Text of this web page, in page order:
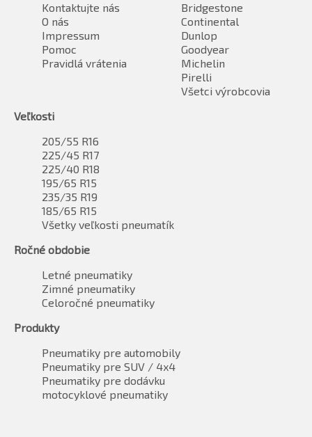
Kontaktujte nás
O nás
Impressum
Pomoc
Pravidlá vrátenia
Bridgestone
Continental
Dunlop
Goodyear
Michelin
Pirelli
Všetci výrobcovia
Veľkosti
205/55 R16
225/45 R17
225/40 R18
195/65 R15
235/35 R19
185/65 R15
Všetky veľkosti pneumatík
Ročné obdobie
Letné pneumatiky
Zimné pneumatiky
Celoročné pneumatiky
Produkty
Pneumatiky pre automobily
Pneumatiky pre SUV / 4x4
Pneumatiky pre dodávku
motocyklové pneumatiky